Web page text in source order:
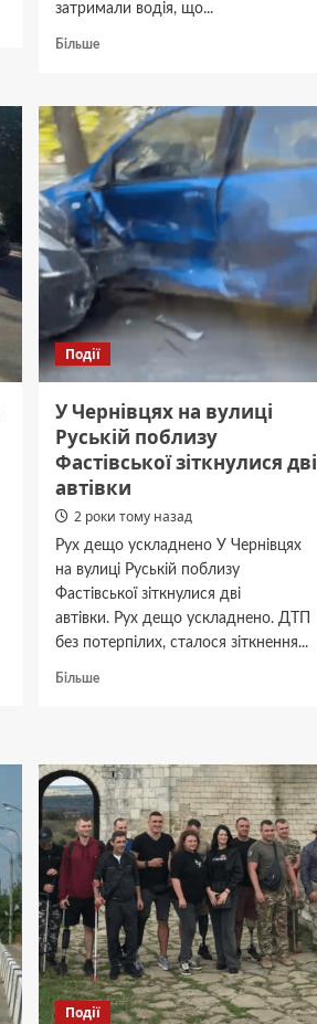
затримали водія, що...
БільшеДокладніше
наїзд
на
пішохода
і
втік
з
місця
події:
Буковині
затримали
винуватця
ДТП
Події
У Чернівцях на вулиці
Руській поблизу
Фастівської зіткнулися дві
автівки
2 роки тому назад
Рух дещо ускладнено У Чернівцях
на вулиці Руській поблизу
Фастівської зіткнулися дві
автівки. Рух дещо ускладнено. ДТП
без потерпілих, сталося зіткнення...
БільшеДокладніше
вулиці
Руській
поблизу
Фастівської
зіткнулися
дві
автівки
Події